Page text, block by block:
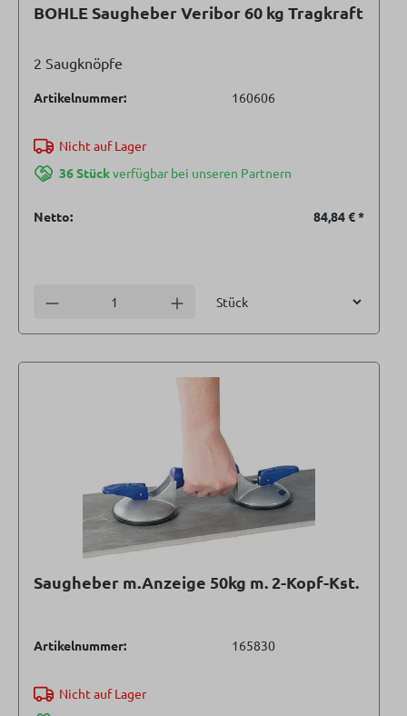
BOHLE Saugheber Veribor 60 kg Tragkraft
2 Saugknöpfe
Artikelnummer: 160606
Nicht auf Lager
36 Stückverfügbar bei unseren Partnern
Netto: 84,84 €*
Anzahl verringern Anzahl erhöhen
Saugheber m.Anzeige 50kg m. 2-Kopf-Kst.
Artikelnummer: 165830
Nicht auf Lager